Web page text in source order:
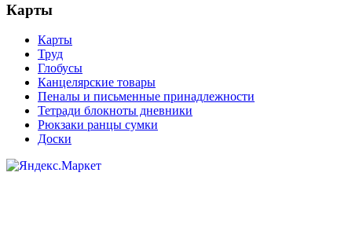
Карты
Карты
Труд
Глобусы
Канцелярские товары
Пеналы и письменные принадлежности
Тетради блокноты дневники
Рюкзаки ранцы сумки
Доски